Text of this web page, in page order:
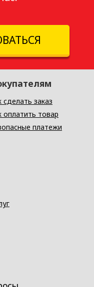
сделать заказ
оплатить товар
платежи